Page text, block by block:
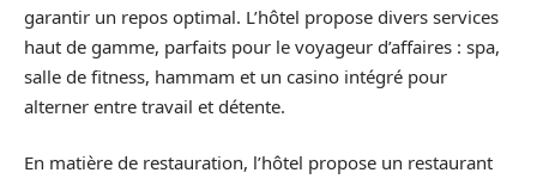
garantir un repos optimal. L’hôtel propose divers services
haut de gamme, parfaits pour le voyageur d’affaires : spa,
salle de fitness, hammam et un casino intégré pour
alterner entre travail et détente.
En matière de restauration, l’hôtel propose un restaurant